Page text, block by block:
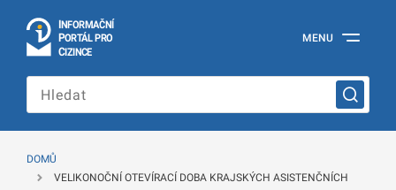
INFORMAČNÍ
PORTÁL PRO
CIZINCE
portál
cizince
Ministerstva
republiky
MENU
DOMŮ
VELIKONOČNÍ OTEVÍRACÍ DOBA KRAJSKÝCH ASISTENČNÍCH